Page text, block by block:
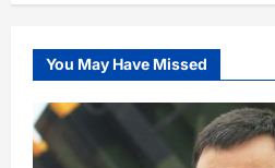
You May Have Missed